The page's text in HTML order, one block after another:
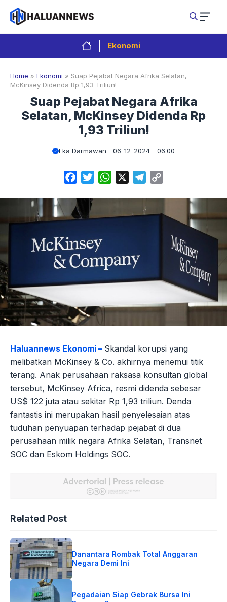
Langsung
isi
Ekonomi
Home » Ekonomi » Suap Pejabat Negara Afrika Selatan,
McKinsey Didenda Rp 1,93 Triliun!
Suap Pejabat Negara Afrika
Selatan, McKinsey Didenda Rp
1,93 Triliun!
Eka Darmawan 06-12-2024 - 06.00
FacebookTwitterWhatsApp Telegram
Haluannews Ekonomi – Skandal korupsi yang
melibatkan McKinsey & Co. akhirnya menemui titik
terang. Anak perusahaan raksasa konsultan global
tersebut, McKinsey Africa, resmi didenda sebesar
US$ 122 juta atau sekitar Rp 1,93 triliun. Denda
fantastis ini merupakan hasil penyelesaian atas
tuduhan penyuapan terhadap pejabat di dua
perusahaan milik negara Afrika Selatan, Transnet
SOC dan Eskom Holdings SOC.
Related Post
Danantara Rombak Total Anggaran
Negara Demi Ini
Pegadaian Siap Gebrak Bursa Ini